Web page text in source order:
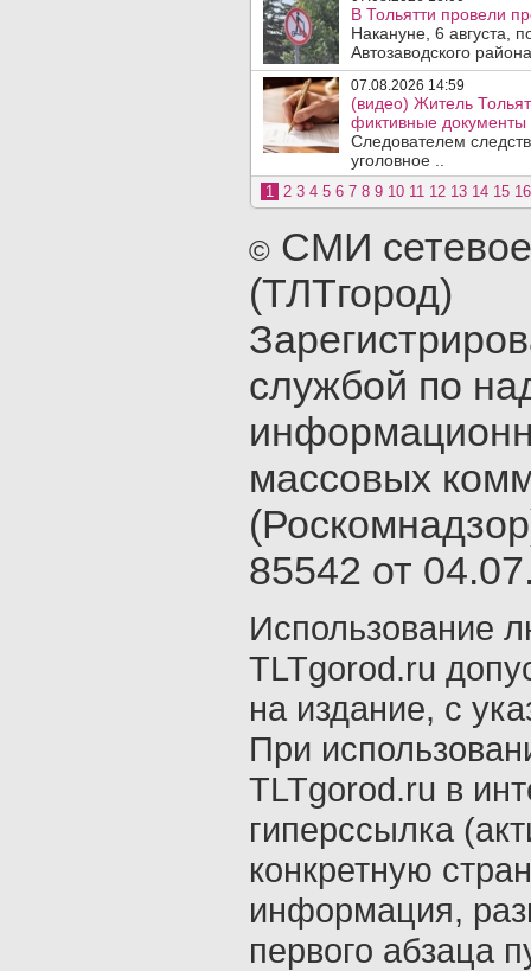
В Тольятти провели
Накануне, 6 августа,
Автозаводского
07.08.2026 14:59
(видео) Житель
фиктивные документы
Следователем
уголовное ..
1 2 3 4 5 6 7 8 9 10 11 12 13 14 15 16
© СМИ
(ТЛТгород)
службой по
массовых
85542 от
Использование
TLTgorod.ru
на издание, с
При
TLTgorod.ru в
гиперссылка
конкретную
информация,
первого абзаца